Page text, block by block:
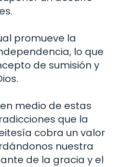
promueve la
lo que
de sumisión y
medio de estas
que la
cobra un valor
nuestra
de la gracia y el